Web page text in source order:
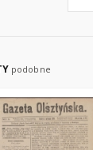
podobne